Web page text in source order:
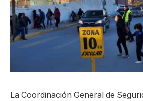
La Coordinación General de